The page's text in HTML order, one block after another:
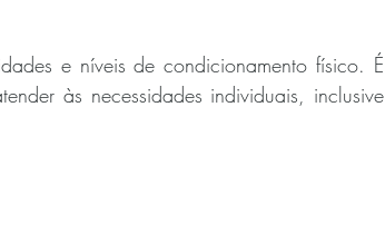
e níveis de condicionamento físico. É
às necessidades individuais, inclusive